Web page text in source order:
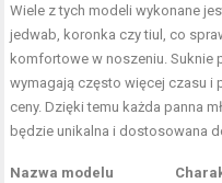
Wiele z tych modeli wykonane
jedwab, koronka czy tiul, co
komfortowe w noszeniu. Suknie
wymagają często więcej czasu i
ceny. Dzięki temu każda panna
będzie unikalna i dostosowana
Nazwa modelu